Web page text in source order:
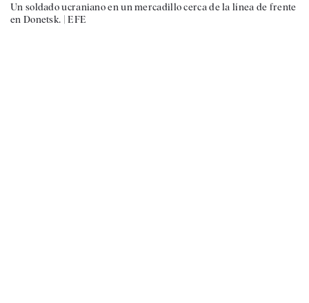
Un soldado ucraniano en un mercadillo cerca de la línea de frente
en Donetsk. |EFE